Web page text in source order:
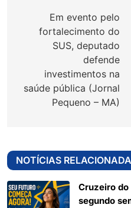
Post
Em evento pelo
fortalecimento do
SUS, deputado
defende
investimentos na
saúde pública (Jornal
Pequeno – MA)
NOTÍCIAS
Cruzeiro
segundo